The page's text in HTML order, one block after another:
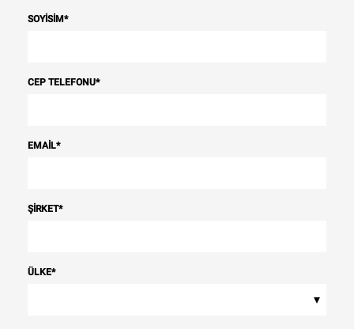
SOYISIM*
CEP TELEFONU*
EMAIL*
ŞIRKET*
ÜLKE*
▾